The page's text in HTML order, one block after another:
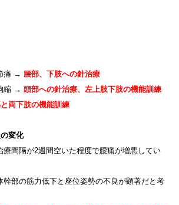
痛 → 腰部、下肢への針治療
縮 → 頭部への針治療、左上肢下肢の機能訓練
両下肢の機能訓練
変化
療間隔が2週間空いた程度で腰痛が増悪してい
幹部の筋力低下と座位姿勢の不良が顕著だと考